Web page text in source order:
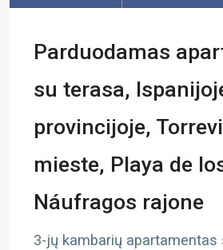
Parduodamas
su terasa,
provincijoje,
mieste, Playa de
Náufragos rajone
3-jų kambarių apartamentas